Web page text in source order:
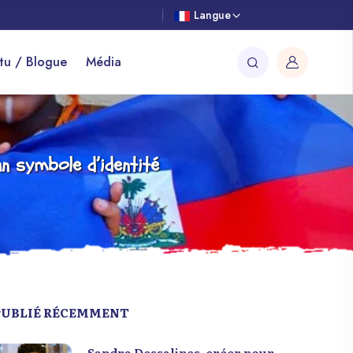
Langue
/ Blogue Média
symbole d’identité
RÉCEMMENT